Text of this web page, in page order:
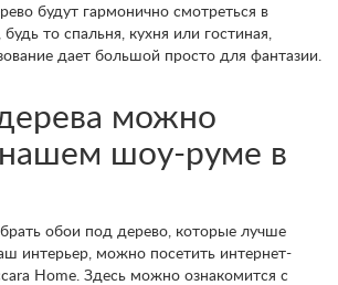
будут гармонично смотреться в
то спальня, кухня или гостиная,
дает большой просто для фантазии.
можно
нашем шоу-руме в
обои под дерево, которые лучше
интерьер, можно посетить интернет-
Home. Здесь можно ознакомится с